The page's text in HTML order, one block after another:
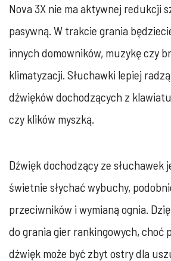
Nova 3X nie ma aktywnej redukcji
pasywną. W trakcie grania
innych domowników, muzykę czy
klimatyzacji. Słuchawki lepiej
dźwięków dochodzących z
czy klików myszką.
Dźwięk dochodzący ze słuchawek
świetnie słychać wybuchy,
przeciwników i wymianą ognia.
do grania gier rankingowych, choć
dźwięk może być zbyt ostry dla